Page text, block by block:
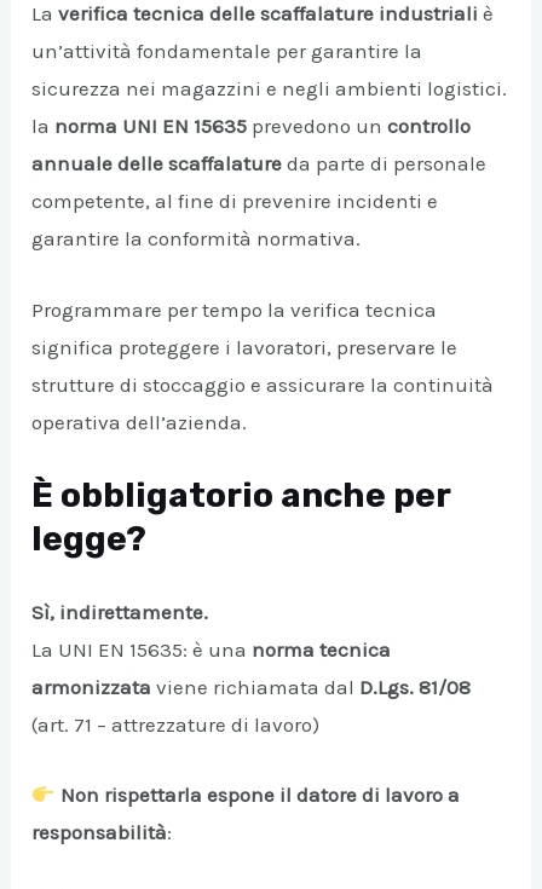
Laverifica tecnica delle scaffalature industriali è
un’attività fondamentale per garantire la
sicurezza nei magazzini e negli ambienti logistici.
la norma UNI EN 15635 prevedono uncontrollo
annuale delle scaffalature da parte di personale
competente, al fine di prevenire incidenti e
garantire la conformità normativa.
Programmare per tempo la verifica tecnica
significa proteggere i lavoratori, preservare le
strutture di stoccaggio e assicurare la continuità
operativa dell’azienda.
È obbligatorio anche per
legge?
Sì, indirettamente.
La UNI EN 15635: è una norma tecnica
armonizzata viene richiamata dal D.Lgs. 81/08
(art. 71 – attrezzature di lavoro)
Non rispettarla espone il datore di lavoro a
responsabilità:
DISATTIVA
DISATTIVA